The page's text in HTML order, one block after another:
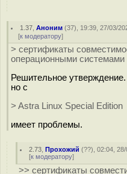
1.37 ,Аноним (37), 19:39, 27/03/
[к модератору]
> сертификаты
операционными системами
Решительное
но с
> Astra Linux Special Edition
имеет проблемы.
2.73 ,Прохожий (??), 02:04,
[к модератору]
>> сертификаты